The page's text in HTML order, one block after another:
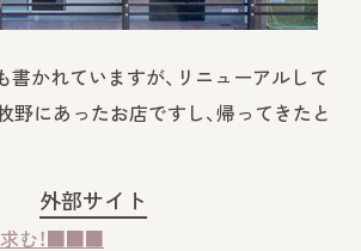
書かれていますが、リニューアルして
野にあったお店ですし、帰ってきたと
外部サイト
む！■■■